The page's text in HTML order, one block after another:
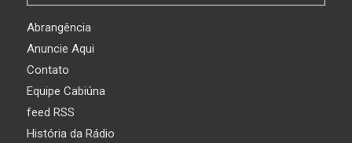
Abrangência
Anuncie Aqui
Contato
Equipe Cabiúna
feed RSS
História da Rádio